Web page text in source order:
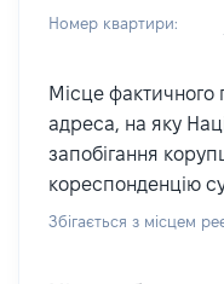
Номер квартири:
Місце
адреса, на яку
запобігання
кореспонденцію
Збігається з місцем